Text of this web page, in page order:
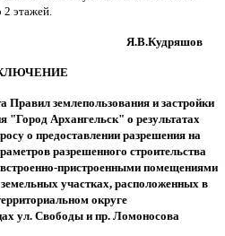
2 этажей.
Я.В.Кудряшов
Правил землепользования и застройки
"Город Архангельск" о результатах
о предоставлении разрешения на
разрешенного строительства
пристроенными помещениями
участках, расположенных в
округе
ул. Свободы и пр. Ломоносова